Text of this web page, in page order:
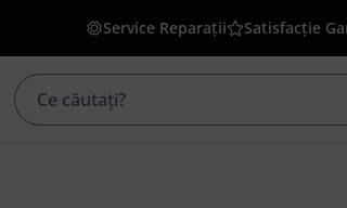
Service Reparații Satisfacție